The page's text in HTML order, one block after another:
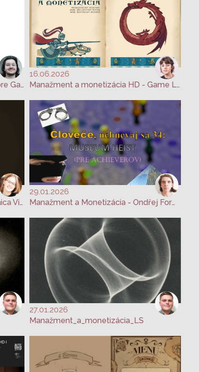
Manažment a monetizácia HD - Core Game Loops
16.06.2026
Manažment a monetizácia HD - Game Loop
Manažment a monetizácia - Dominica Vishnevskaya
29.01.2026
Manažment a Monetizácia - Ondřej Formánek
27.01.2026
Manažment_a_monetizácia_LS